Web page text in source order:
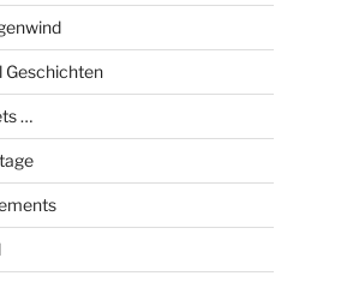
Geschichten
…